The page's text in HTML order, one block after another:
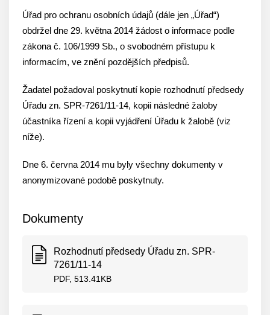
Úřad pro ochranu osobních údajů (dále jen „Úřad“)
obdržel dne 29. května 2014 žádost o informace podle
zákona č. 106/1999 Sb., o svobodném přístupu k
informacím, ve znění pozdějších předpisů.
Žadatel požadoval poskytnutí kopie rozhodnutí předsedy
Úřadu zn. SPR-7261/11-14, kopii následné žaloby
účastníka řízení a kopii vyjádření Úřadu k žalobě (viz
níže).
Dne 6. června 2014 mu byly všechny dokumenty v
anonymizované podobě poskytnuty.
Dokumenty
Rozhodnutí předsedy Úřadu zn. SPR-
7261/11-14
PDF, 513.41KB